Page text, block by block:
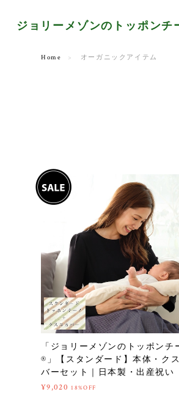
ジョリーメゾンのトッポン
Home オーガニックアイテム
「ジョリーメゾンのトッポンチ
®」【スタンダード】本体・ク
バーセット｜日本製・出産祝い
¥9,020 18%OFF